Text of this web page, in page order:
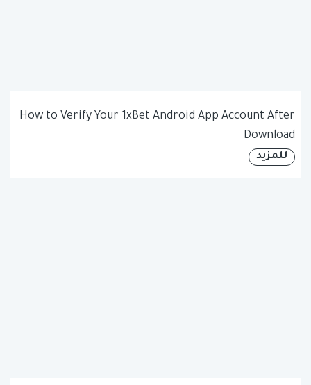
How to Verify Your 1xBet Android App Account After
Download
للمزيد